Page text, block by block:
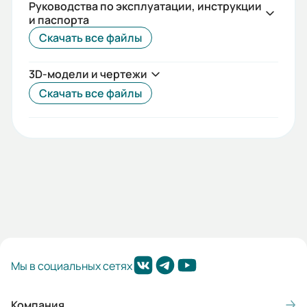
Срок службы, лет:
5
8
Руководства по эксплуатации, инструкции
и паспорта
Скачать все файлы
3D-модели и чертежи
Скачать все файлы
Мы в социальных сетях